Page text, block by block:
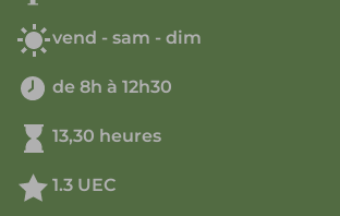
vend - sam - dim
de 8h à 12h30
13,30 heures
1.3 UEC